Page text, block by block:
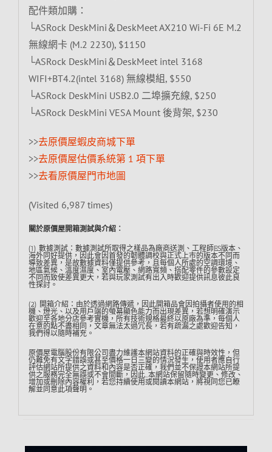
配件類加購：
└ASRock DeskMini＆DeskMeet AX210 Wi-Fi 6E M.2
無線網卡 (M.2 2230), $1150
└ASRock DeskMini＆DeskMeet intel 3168
WIFI+BT4.2(intel 3168) 無線模組, $550
└ASRock DeskMini USB2.0 二埠擴充線, $250
└ASRock DeskMini VESA Mount 後背架, $230
>>去原價屋蝦皮商城下單
>>去原價屋估價系統第 1 項下單
>>去看原價屋門市地圖
(Visited 6,987 times)
關於原價屋開箱測試與介紹︰
(1) 數據測試：數據測試所取得之樣品為廠商送測、工程師ES版本、
海外同好提供，因此會因首發的韌體調校與正式上市的版本不同而
導致差異，是故數據資料僅提供參考，且每個人所處的空調環境、
地區氣候、溫度濕度、室內電壓、網路寬頻、搭配零件的參數設定
不同而致使差異更大，若與玩家測試有出入時歡迎提供訊息彼此良
性探討。
(2) 開箱介紹：由於透過網路傳遞，因此開箱品會因拍攝者使用的相
機、燈光、以及用戶端的螢幕顯色能力而出現差異，若想明確演示
歡迎至各地分店參考實機，所有技術規格最終以原廠為準，每個人
在意的點不盡相同，文章無法太過冗長，若有疏漏之處歡迎告知，
我們得以隨時補充。
原價屋電腦股份有限公司盡力維護本網站資料的正確與時效性，但
仍難免有文字錯誤或甚至價格一日三變的情況發生，使用者應自行
評估網站所提供之資料和內容是否正確，我們並不保證本網站所提
供之服務完全無誤或不會間斷，因此…本網站保留隨時變更、修改、
增加或刪除內容權利，若您持續使用或閱讀本網站，將視同您已瞭
解並同意此項聲明。